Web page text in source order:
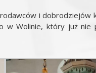
i dobrodziejów
w Wolinie, który już